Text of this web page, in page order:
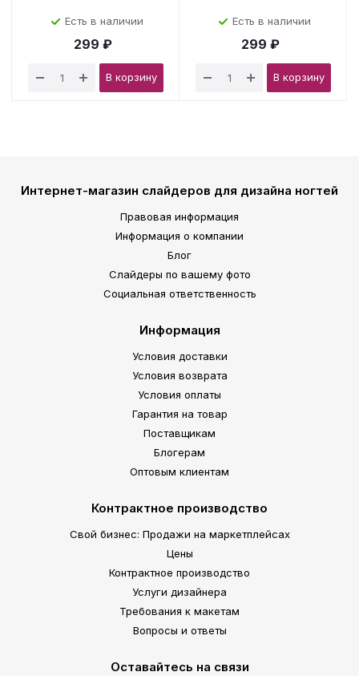
Есть в наличии
299 ₽
В корзину
Есть в наличии
299 ₽
В корзину
Интернет-магазин слайдеров для дизайна ногтей
Правовая информация
Информация о компании
Блог
Слайдеры по вашему фото
Социальная ответственность
Информация
Условия доставки
Условия возврата
Условия оплаты
Гарантия на товар
Поставщикам
Блогерам
Оптовым клиентам
Контрактное производство
Свой бизнес: Продажи на маркетплейсах
Цены
Контрактное производство
Услуги дизайнера
Требования к макетам
Вопросы и ответы
Оставайтесь на связи